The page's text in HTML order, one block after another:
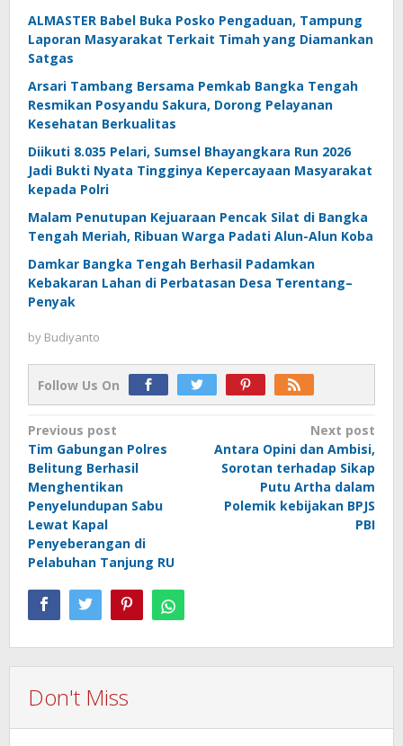
ALMASTER Babel Buka Posko Pengaduan, Tampung
Laporan Masyarakat Terkait Timah yang Diamankan
Satgas
Arsari Tambang Bersama Pemkab Bangka Tengah
Resmikan Posyandu Sakura, Dorong Pelayanan
Kesehatan Berkualitas
Diikuti 8.035 Pelari, Sumsel Bhayangkara Run 2026
Jadi Bukti Nyata Tingginya Kepercayaan Masyarakat
kepada Polri
Malam Penutupan Kejuaraan Pencak Silat di Bangka
Tengah Meriah, Ribuan Warga Padati Alun-Alun Koba
Damkar Bangka Tengah Berhasil Padamkan
Kebakaran Lahan di Perbatasan Desa Terentang–
Penyak
by Budiyanto
Follow Us On
Post
navigation
Previous post
Tim Gabungan Polres
Belitung Berhasil
Menghentikan
Penyelundupan Sabu
Lewat Kapal
Penyeberangan di
Pelabuhan Tanjung RU
Next post
Antara Opini dan Ambisi,
Sorotan terhadap Sikap
Putu Artha dalam
Polemik kebijakan BPJS
PBI
Don't Miss